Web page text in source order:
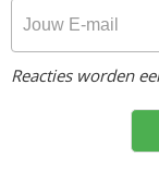
Reacties worden